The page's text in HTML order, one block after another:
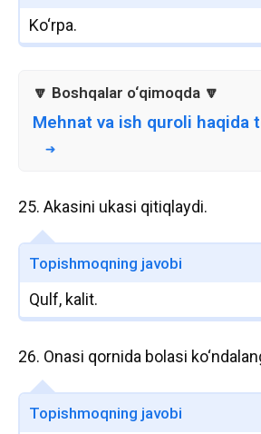
Ko‘rpa.
Mehnat va ish quroli haqida
25. Akasini ukasi qitiqlaydi.
Topishmoqning javobi
Qulf, kalit.
26. Onasi qornida bolasi
Topishmoqning javobi